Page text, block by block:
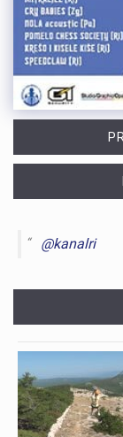
@kanalri